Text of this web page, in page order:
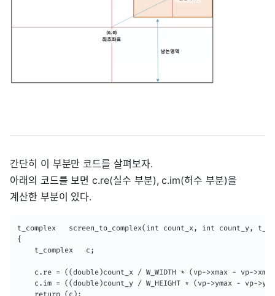
간단히 이 부분만 코드를 살펴보자.
아래의 코드를 보면 c.re(실수 부분), c.im(허수 부분)을
계산한 부분이 있다.
t_complex	screen_to_complex(int count_x, int count_y, t_viewpoint *vp)
{